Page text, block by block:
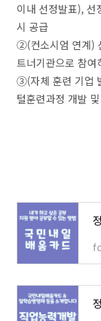
이내 선정발표), 선
시 공급
②(컨소시엄 연계)
트너기관으로 참여
③(자체 훈련 기업
털훈련과정 개발